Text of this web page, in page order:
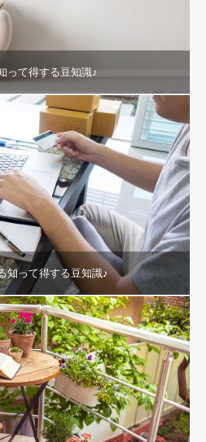
って得する豆知識♪
知って得する豆知識♪